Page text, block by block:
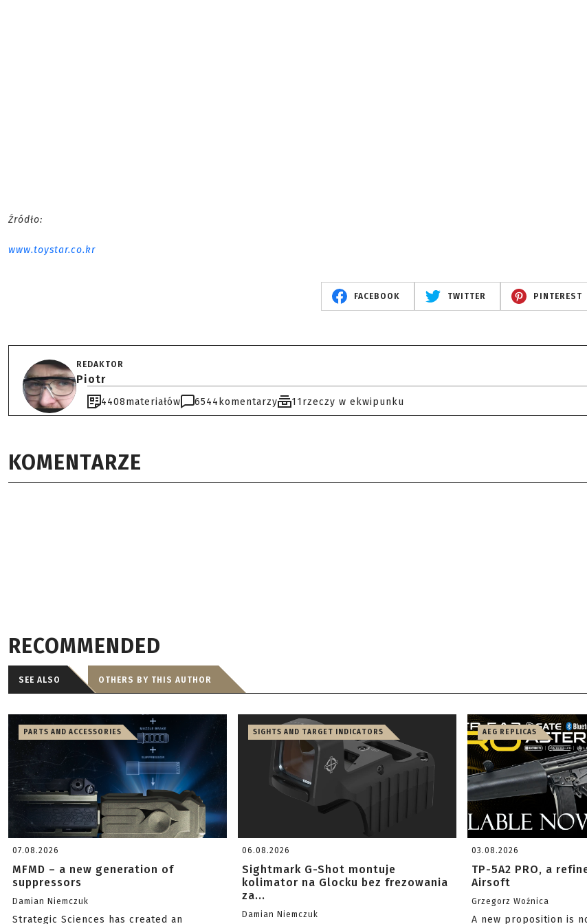
Źródło:
www.toystar.co.kr
FACEBOOK TWITTER PINTEREST
REDAKTOR
Piotr
4408materiałów 6544 komentarzy 11rzeczy w ekwipunku
KOMENTARZE
RECOMMENDED
SEE ALSO OTHERS BY THIS AUTHOR
PARTS AND ACCESSORIES
07.08.2026
MFMD – a new generation of
suppressors
Damian Niemczuk
Strategic Sciences has created an
SIGHTS AND TARGET INDICATORS
06.08.2026
Sightmark G-Shot montuje
kolimator na Glocku bez frezowania
za...
Damian Niemczuk
AEG REPLICAS
03.08.2026
TP-5A2 PRO, a
Airsoft
Grzegorz Woźnica
A new proposition is